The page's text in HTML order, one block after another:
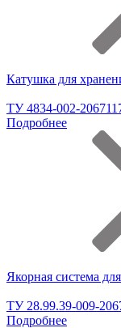
Катушка для
ТУ 4834-002-
Подробнее
Якорная система
ТУ 28.99.39-009-
Подробнее